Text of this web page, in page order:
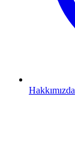
Hakkımızda